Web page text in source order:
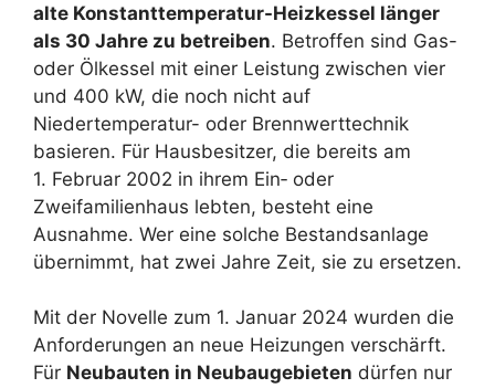
alte Konstanttemperatur-Heizkessel länger
als 30 Jahre zu betreiben. Betroffen sind Gas-
oder Ölkessel mit einer Leistung zwischen vier
und 400 kW, die noch nicht auf
Niedertemperatur- oder Brennwerttechnik
basieren. Für Hausbesitzer, die bereits am
1. Februar 2002 in ihrem Ein‑ oder
Zweifamilienhaus lebten, besteht eine
Ausnahme. Wer eine solche Bestandsanlage
übernimmt, hat zwei Jahre Zeit, sie zu ersetzen.
Mit der Novelle zum 1. Januar 2024 wurden die
Anforderungen an neue Heizungen verschärft.
Für Neubauten in Neubaugebieten dürfen nur